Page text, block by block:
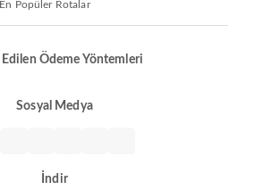
En Popüler Rotalar
Edilen Ödeme Yöntemleri
Sosyal Medya
İndir